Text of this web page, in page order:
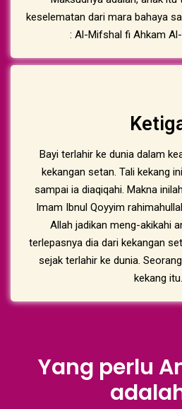
keselematan dari mara bahaya
: Al-Mifshal fi Ahkam
Bayi terlahir ke dunia dalam
kekangan setan. Tali kekang
sampai ia diaqiqahi. Makna
Imam Ibnul Qoyyim
Allah jadikan meng-akikahi
terlepasnya dia dari kekangan
sejak terlahir ke dunia.
kekang itu.
Yang perlu